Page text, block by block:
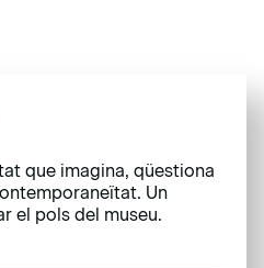
que imagina, qüestiona
Un
el pols del museu.